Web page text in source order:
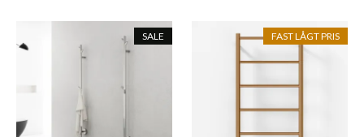
SALE FAST LÅGT PRIS